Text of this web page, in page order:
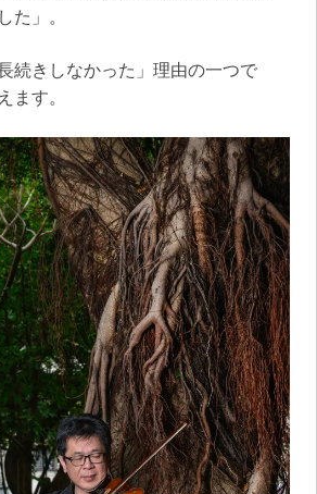
た」。
続きしなかった」理由の一つで
ます。